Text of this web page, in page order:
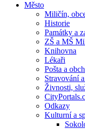
Město
Miličín,
Historie
Památky a
ZŠ a MŠ
Knihovna
Lékaři
Pošta a
Stravování
Živnosti,
Odkazy
Kulturní a